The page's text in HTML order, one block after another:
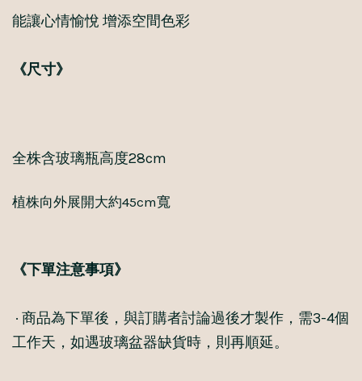
能讓心情愉悅 增添空間色彩
《尺寸》
全株含玻璃瓶高度28cm
植株向外展開大約45cm寬
《下單注意事項》
· 商品為下單後，與訂購者討論過後才製作，需3-4個
工作天，如遇玻璃盆器缺貨時，則再順延。